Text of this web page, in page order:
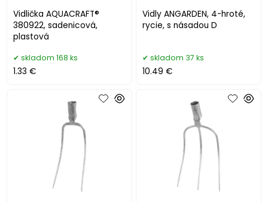
Vidlička AQUACRAFT®
380922, sadenicová,
plastová
skladom 168 ks
1.33 €
Vidly ANGARDEN, 4-hroté,
rycie, s násadou D
skladom 37 ks
10.49 €